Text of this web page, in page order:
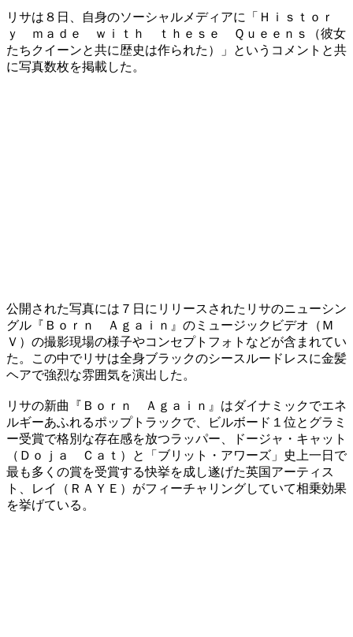
リサは８日、自身のソーシャルメディアに「Ｈｉｓｔｏｒ
ｙ ｍａｄｅ ｗｉｔｈ ｔｈｅｓｅ Ｑｕｅｅｎｓ（彼女
たちクイーンと共に歴史は作られた）」というコメントと共
に写真数枚を掲載した。
公開された写真には７日にリリースされたリサのニューシン
グル『Ｂｏｒｎ Ａｇａｉｎ』のミュージックビデオ（Ｍ
Ｖ）の撮影現場の様子やコンセプトフォトなどが含まれてい
た。この中でリサは全身ブラックのシースルードレスに金髪
ヘアで強烈な雰囲気を演出した。
リサの新曲『Ｂｏｒｎ Ａｇａｉｎ』はダイナミックでエネ
ルギーあふれるポップトラックで、ビルボード１位とグラミ
ー受賞で格別な存在感を放つラッパー、ドージャ・キャット
（Ｄｏｊａ Ｃａｔ）と「ブリット・アワーズ」史上一日で
最も多くの賞を受賞する快挙を成し遂げた英国アーティス
ト、レイ（ＲＡＹＥ）がフィーチャリングしていて相乗効果
を挙げている。